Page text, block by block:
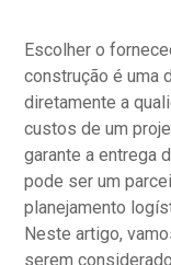
Escolher o
construção é uma
diretamente a
custos de um
garante a entrega
pode ser um
planejamento
Neste artigo,
serem